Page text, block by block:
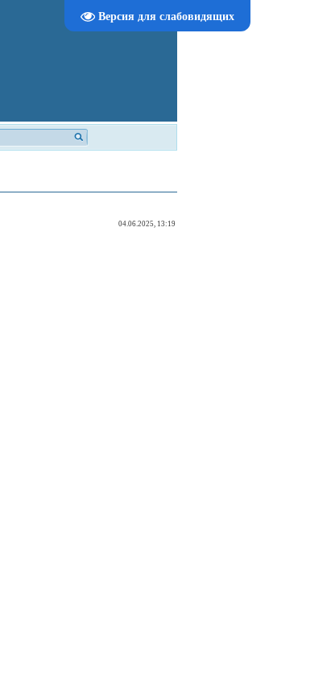
Версия для слабовидящих
04.06.2025, 13:19